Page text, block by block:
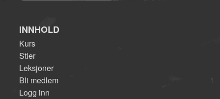
INNHOLD
Kurs
Stier
Leksjoner
Bli medlem
Logg inn